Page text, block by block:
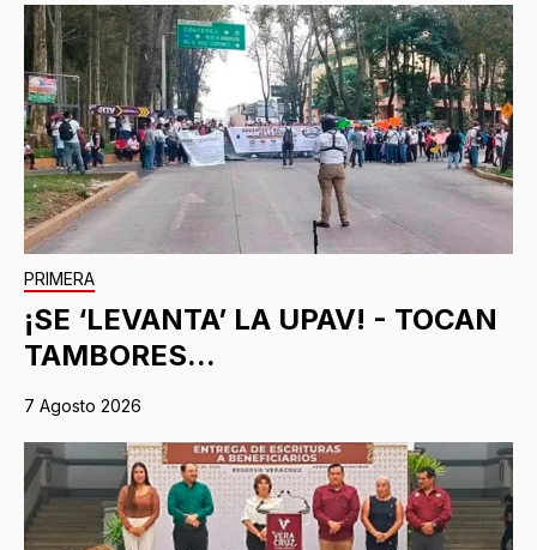
PRIMERA
¡SE ‘LEVANTA’ LA UPAV! - TOCAN
TAMBORES...
7 Agosto 2026